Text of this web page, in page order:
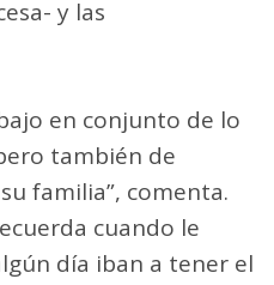
grupos
batería y tanques
capacidad. En
como en una casa,
comedor, el
y las